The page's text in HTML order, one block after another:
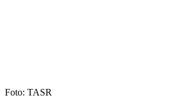
Foto: TASR